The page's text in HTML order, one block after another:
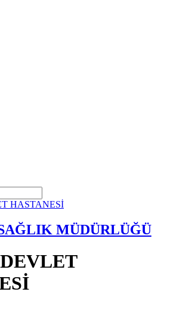
MÜDÜRLÜĞÜ